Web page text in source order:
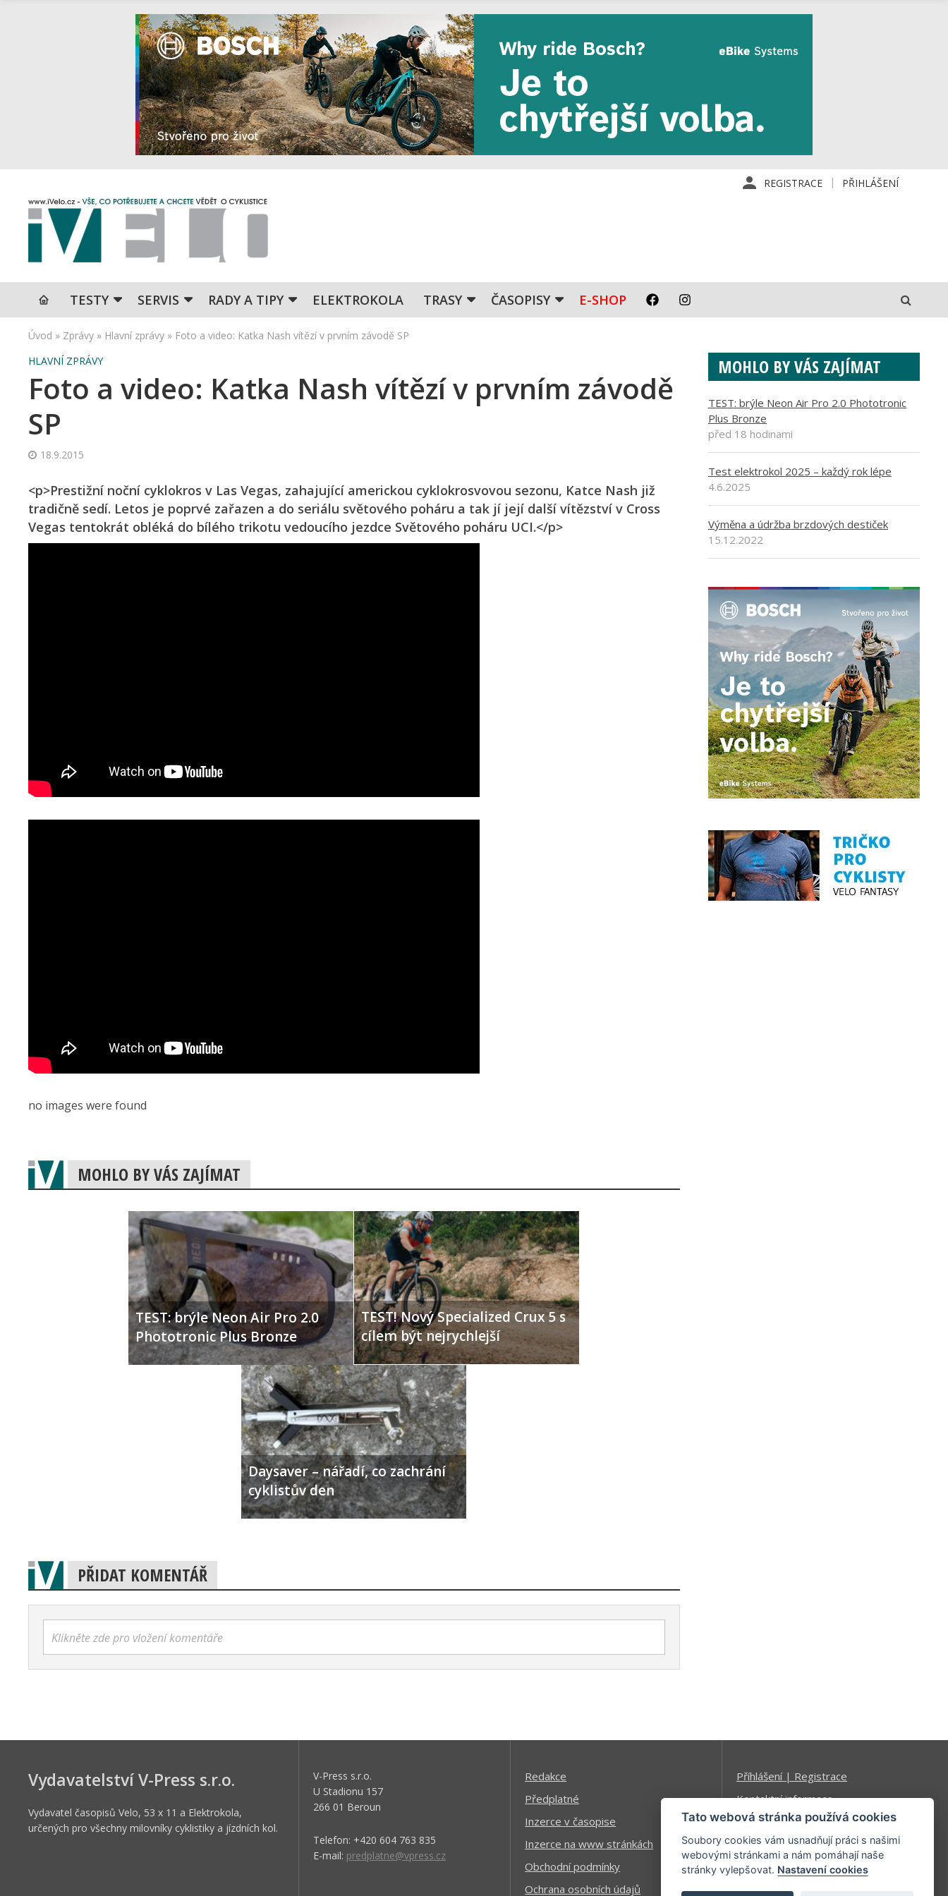
REGISTRACE PŘIHLÁŠENÍ
TESTY SERVIS RADY A TIPY ELEKTROKOLA TRASY ČASOPISY E-SHOP
Úvod » Zprávy » Hlavní zprávy » Foto a video: Katka Nash vítězí v prvním závodě SP
HLAVNÍ ZPRÁVY
Foto a video: Katka Nash vítězí v prvním závodě
SP
18.9.2015
<p>Prestižní noční cyklokros v Las Vegas, zahajující americkou cyklokrosvovou sezonu, Katce Nash již
tradičně sedí. Letos je poprvé zařazen a do seriálu světového poháru a tak jí její další vítězství v Cross
Vegas tentokrát obléká do bílého trikotu vedoucího jezdce Světového poháru UCI.</p>
no images were found
MOHLO BY VÁS ZAJÍMAT
TEST: brýle Neon Air Pro 2.0
Phototronic Plus Bronze
TEST! Nový Specialized Crux 5 s
cílem být nejrychlejší
Daysaver – nářadí, co zachrání
cyklistův den
PŘIDAT KOMENTÁŘ
Klikněte zde pro vložení komentáře
MOHLO BY VÁS ZAJÍMAT
TEST: brýle Neon Air Pro 2.0 Phototronic
Plus Bronze
před 18 hodinami
Test elektrokol 2025 – každý rok lépe
4.6.2025
Výměna a údržba brzdových destiček
15.12.2022
Vydavatelství V-Press s.r.o.
Vydavatel časopisů Velo, 53 x 11 a Elektrokola,
určených pro všechny milovníky cyklistiky a jízdních kol.
V-Press s.r.o.
U Stadionu 157
266 01 Beroun
Telefon: +420 604 763 835
E-mail: predplatne@vpress.cz
Redakce
Předplatné
Inzerce v časopise
Inzerce na www stránkách
Obchodní podmínky
Ochrana osobních údajů
Příhlášení | Registrace
Kontaktní informace
Mapa stránek
Tato webová stránka používá cookies
Soubory cookies vám usnadňují práci s našimi
webovými stránkami a nám pomáhají naše
stránky vylepšovat. Nastavení cookies